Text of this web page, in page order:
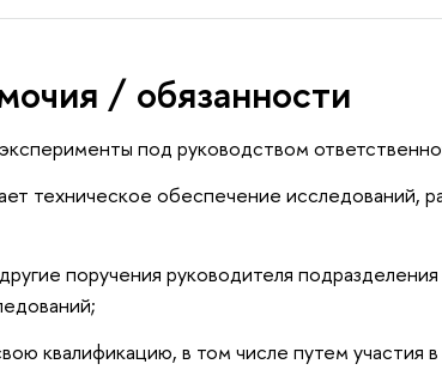
/ обязанности
под руководством
техническое обеспечение исследований,
поручения руководителя
квалификацию, в том числе путем участия